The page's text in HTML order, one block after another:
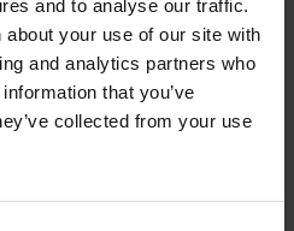
and to analyse our traffic.
your use of our site with
and analytics partners who
that you’ve
collected from your use
(kommunegrænser
er udvalgt 10%, dvs.
udsnit af den totale mængde